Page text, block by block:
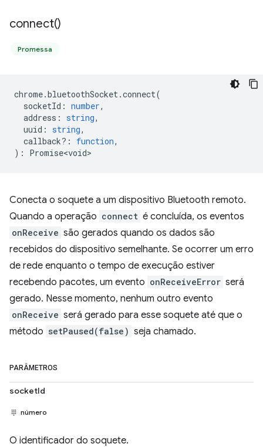
connect()
Promessa
chrome.bluetoothSocket.connect(
socketId : number,
address : string,
uuid : string,
callback? : function,
) : Promise<void>
Conecta o soquete a um dispositivo Bluetooth remoto.
Quando a operação connect é concluída, os eventos
onReceive são gerados quando os dados são
recebidos do dispositivo semelhante. Se ocorrer um erro
de rede enquanto o tempo de execução estiver
recebendo pacotes, um evento onReceiveError será
gerado. Nesse momento, nenhum outro evento
onReceive será gerado para esse soquete até que o
método setPaused(false) seja chamado.
PARÂMETROS
socketId
número
O identificador do soquete.